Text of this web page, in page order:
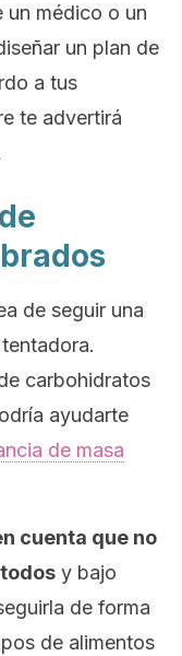
un médico o un
un plan de
a tus
te advertirá
de seguir una
carbohidratos
ayudarte
de masa
cuenta que no
y bajo
de forma
de alimentos